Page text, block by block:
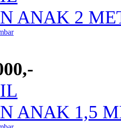
ANAK 2
ANAK 1,5